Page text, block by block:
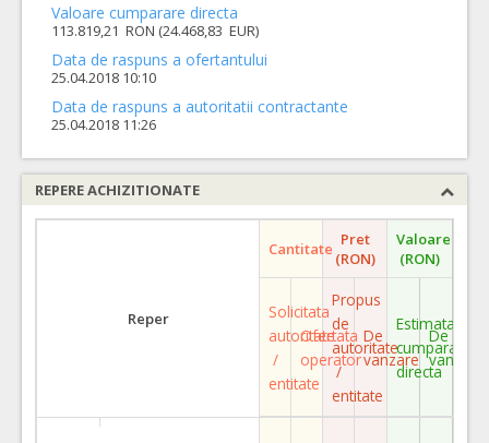
Valoare cumparare directa
113.819,21 RON (24.468,83 EUR)
Data de raspuns a ofertantului
25.04.2018 10:10
Data de raspuns a autoritatii contractante
25.04.2018 11:26
REPERE ACHIZITIONATE
Reper
Cantitate Pret
(RON)
Valoare
(RON)
Solicitata
autoritate
/
entitate
Ofertata
operator
Propus
de
autoritate
/
entitate
De
vanzare
Estimata
cumparare
directa
De
vanzare